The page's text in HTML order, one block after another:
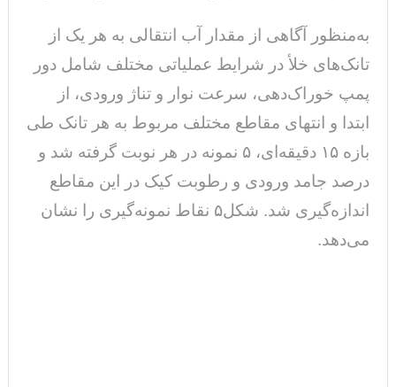
به‌منظور آگاهی از مقدار آب انتقالی به هر یک از
تانک‌های خلأ در شرایط عملیاتی مختلف شامل دور
پمپ خوراک‌دهی، سرعت نوار و تناژ ورودی، از
ابتدا و انتهای مقاطع مختلف مربوط به هر تانک طی
بازه ۱۵ دقیقه‌ای، ۵ نمونه در هر نوبت گرفته شد و
درصد جامد ورودی و رطوبت کیک در
این مقاطع
اندازه‌گیری شد. شکل۵ نقاط نمونه‌گیری را نشان
می‌دهد.